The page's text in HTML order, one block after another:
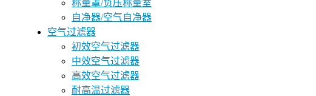
称量罩/负压称量室
自净器/空气自净器
空气过滤器
初效空气过滤器
中效空气过滤器
高效空气过滤器
耐高温过滤器